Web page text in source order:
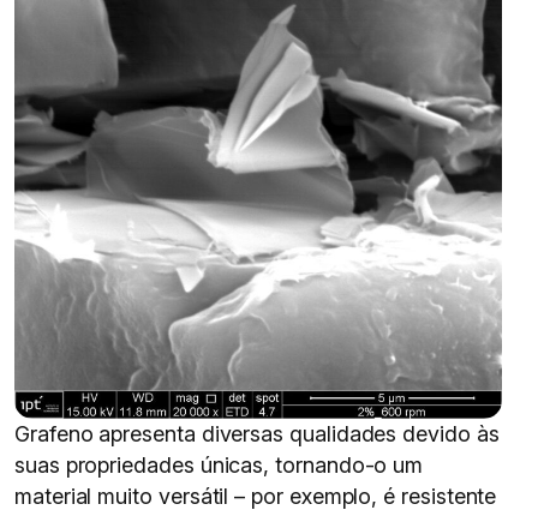
Grafeno apresenta diversas qualidades devido às
suas propriedades únicas, tornando-o um
material muito versátil – por exemplo, é resistente